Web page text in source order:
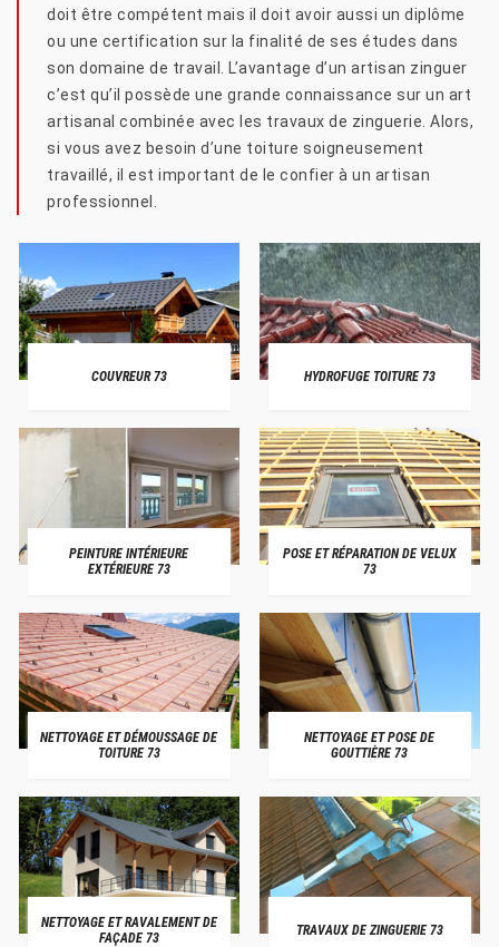
doit être compétent mais il doit avoir aussi un diplôme
ou une certification sur la finalité de ses études dans
son domaine de travail. L’avantage d’un artisan zinguer
c’est qu’il possède une grande connaissance sur un art
artisanal combinée avec les travaux de zinguerie. Alors,
si vous avez besoin d’une toiture soigneusement
travaillé, il est important de le confier à un artisan
professionnel.
COUVREUR 73 HYDROFUGE TOITURE 73
PEINTURE INTÉRIEURE
EXTÉRIEURE 73
POSE ET RÉPARATION DE VELUX
73
NETTOYAGE ET DÉMOUSSAGE DE
TOITURE 73
NETTOYAGE ET POSE DE
GOUTTIÈRE 73
NETTOYAGE ET RAVALEMENT DE
FAÇADE 73
TRAVAUX DE ZINGUERIE 73